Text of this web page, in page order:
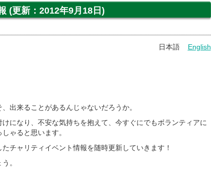
(更新：2012年9月18日)
日本語 English
出来ることがあるんじゃないだろうか。
になり、不安な気持ちを抱えて、今すぐにでもボランティアに
ゃると思います。
チャリティイベント情報を随時更新していきます！
。